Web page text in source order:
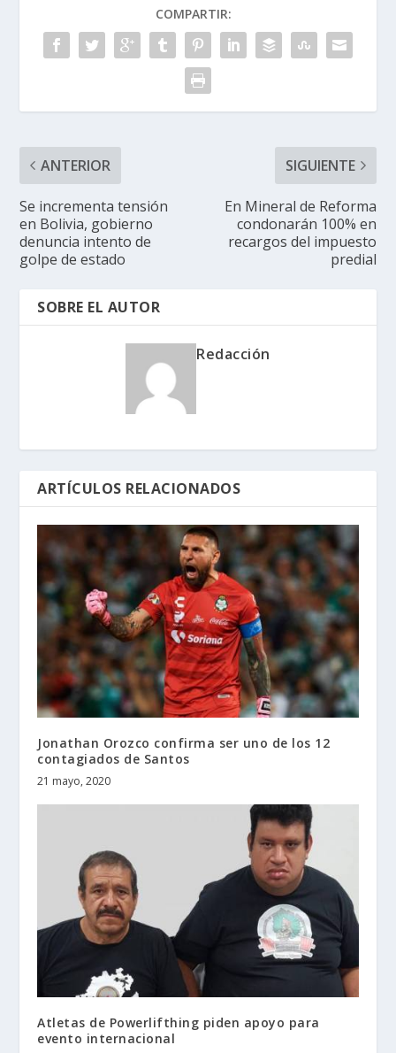
COMPARTIR:
ANTERIOR
Se incrementa tensión
en Bolivia, gobierno
denuncia intento de
golpe de estado
SIGUIENTE
En Mineral de Reforma
condonarán 100% en
recargos del impuesto
predial
SOBRE EL AUTOR
Redacción
ARTÍCULOS RELACIONADOS
Jonathan Orozco confirma ser uno de los 12
contagiados de Santos
21 mayo, 2020
Atletas de Powerlifthing piden apoyo para
evento internacional